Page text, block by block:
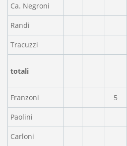
Ca. Negroni
Randi
Tracuzzi
totali
Franzoni 5
Paolini
Carloni